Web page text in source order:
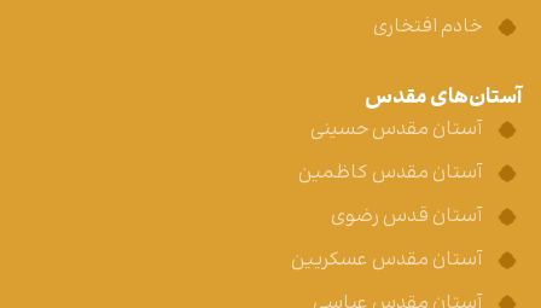
خادم افتخاری
آستان‌های مقدس
آستان مقدس حسینی
آستان مقدس کاظمین
آستان قدس رضوی
آستان مقدس عسکریین